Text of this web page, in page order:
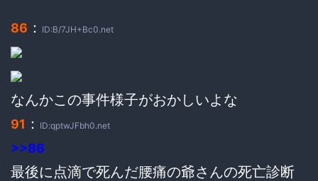
86 ： ID:B/7JH+Bc0.net
なんかこの事件様子がおかしいよな
91 ： ID:qptwJFbh0.net
>>86
最後に点滴で死んだ腰痛の爺さんの死亡診断